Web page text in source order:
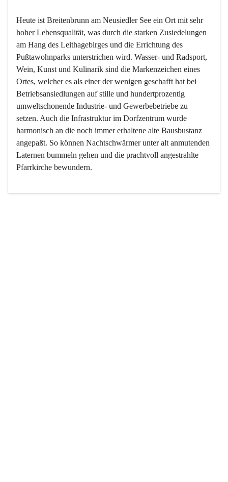
Heute ist Breitenbrunn am Neusiedler See ein Ort mit sehr
hoher Lebensqualität, was durch die starken Zusiedelungen
am Hang des Leithagebirges und die Errichtung des
Pußtawohnparks unterstrichen wird. Wasser- und Radsport,
Wein, Kunst und Kulinarik sind die Markenzeichen eines
Ortes, welcher es als einer der wenigen geschafft hat bei
Betriebsansiedlungen auf stille und hundertprozentig
umweltschonende Industrie- und Gewerbebetriebe zu
setzen. Auch die Infrastruktur im Dorfzentrum wurde
harmonisch an die noch immer erhaltene alte Bausbustanz
angepaßt. So können Nachtschwärmer unter alt anmutenden
Laternen bummeln gehen und die prachtvoll angestrahlte
Pfarrkirche bewundern.
Der Weinbau dominert heute nicht mehr, ist aber integrativer